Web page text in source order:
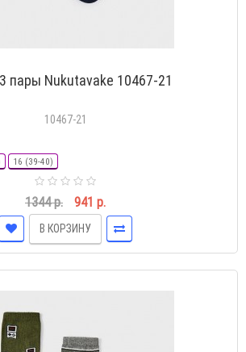
пары Nukutavake 10467-21
10467-21
16 (39-40)
1344 р. 941 р.
В КОРЗИНУ